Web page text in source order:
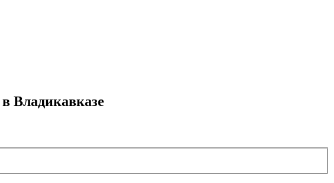
Владикавказе